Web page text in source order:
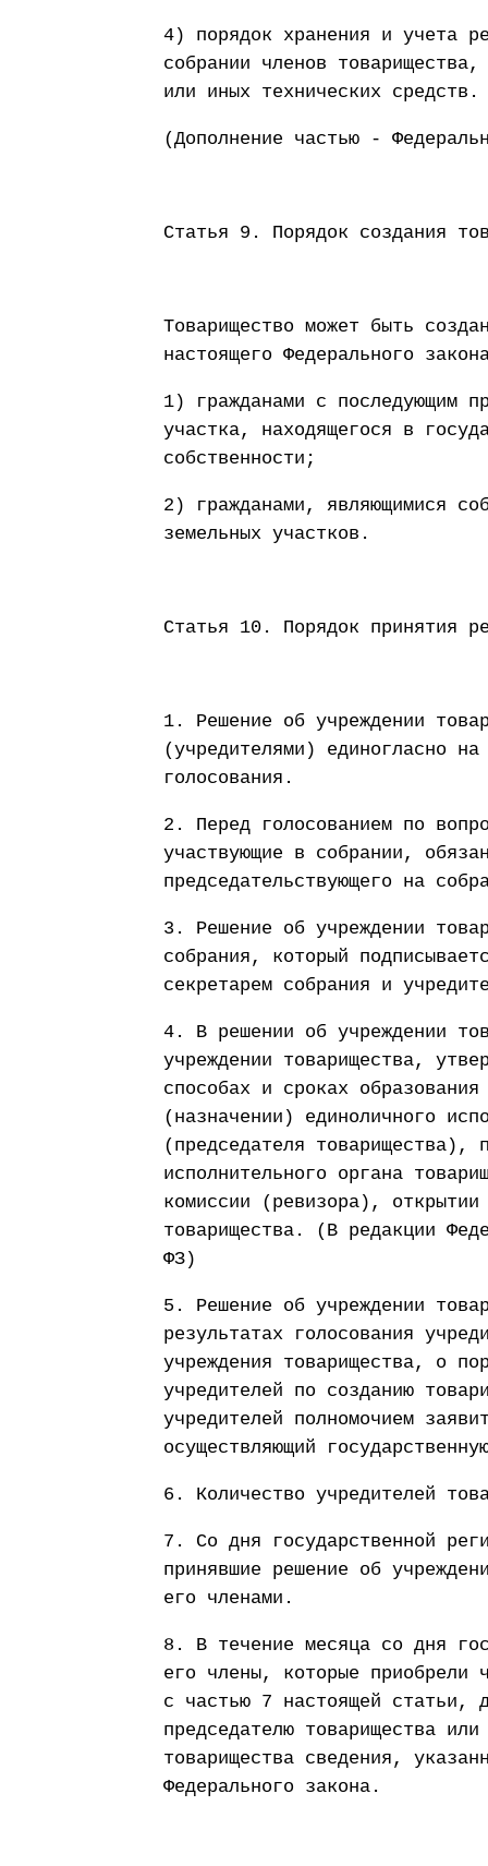
4) порядок хранения и учета
собрании членов
или иных технических средств.
(Дополнение частью -
Статья 9. Порядок создания
Товарищество может быть
настоящего Федерального
1) гражданами с последующим
участка, находящегося в
собственности;
2) гражданами, являющимися
земельных участков.
Статья 10. Порядок принятия
1. Решение об учреждении
(учредителями) единогласно
голосования.
2. Перед голосованием по
участвующие в собрании,
председательствующего на
3. Решение об учреждении
собрания, который
секретарем собрания и
4. В решении об учреждении
учреждении товарищества,
способах и сроках
(назначении) единоличного
(председателя товарищества),
исполнительного органа
комиссии (ревизора),
товарищества. (В редакции
ФЗ)
5. Решение об учреждении
результатах голосования
учреждения товарищества, о
учредителей по созданию
учредителей полномочием
осуществляющий
6. Количество учредителей
7. Со дня государственной
принявшие решение об
его членами.
8. В течение месяца со дня
его члены, которые приобрели
с частью 7 настоящей статьи,
председателю товарищества
товарищества сведения,
Федерального закона.